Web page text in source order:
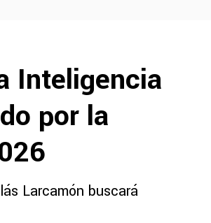
Inteligencia
por la
Larcamón buscará